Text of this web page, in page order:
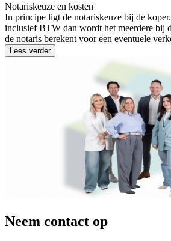
Notariskeuze en kosten
In principe ligt de notariskeuze bij de
inclusief BTW dan wordt het meerdere bij
de notaris berekent voor een eventuele
Lees verder
Neem contact op